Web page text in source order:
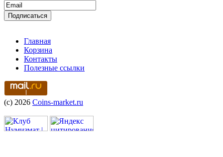
Главная
Корзина
Контакты
Полезные ссылки
(c) 2026 Coins-market.ru